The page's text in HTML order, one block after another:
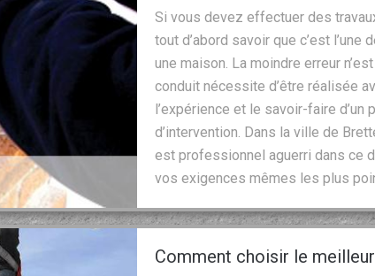
Si vous devez effectuer des
tout d’abord savoir que c’est
une maison. La moindre erreur
conduit nécessite d’être réalisée
l’expérience et le savoir-faire
d’intervention. Dans la ville de
est professionnel aguerri dans ce
vos exigences mêmes les plus
Comment choisir le